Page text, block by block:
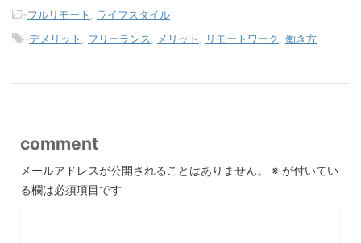
-フルリモート , ライフスタイル
-デメリット , フリーランス, メリット , リモートワーク, 働き方
comment
メールアドレスが公開されることはありません。 ※ が付いてい
る欄は必須項目です